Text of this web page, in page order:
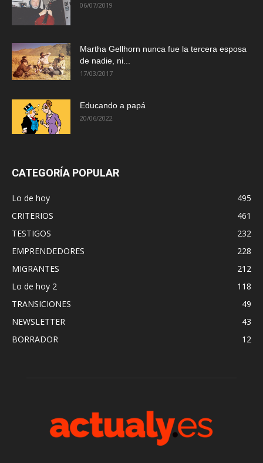
06/07/2019
Martha Gellhorn nunca fue la tercera esposa
de nadie, ni...
17/03/2017
Educando a papá
20/06/2022
CATEGORÍA POPULAR
Lo de hoy
495
CRITERIOS
461
TESTIGOS
232
EMPRENDEDORES
228
MIGRANTES
212
Lo de hoy 2
118
TRANSICIONES
49
NEWSLETTER
43
BORRADOR
12